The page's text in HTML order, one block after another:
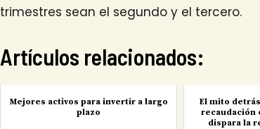
trimestres sean el segundo y el tercero.
Artículos relacionados:
Mejores activos para invertir a largo
plazo
El mito
recaudación
dispara la